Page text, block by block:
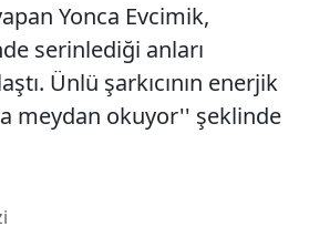
Yonca Evcimik,
serinlediği anları
Ünlü şarkıcının enerjik
meydan okuyor'' şeklinde